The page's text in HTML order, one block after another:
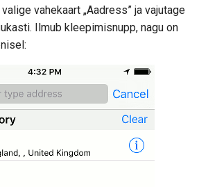
vahekaart „Aadress” ja vajutage
Ilmub kleepimisnupp, nagu on